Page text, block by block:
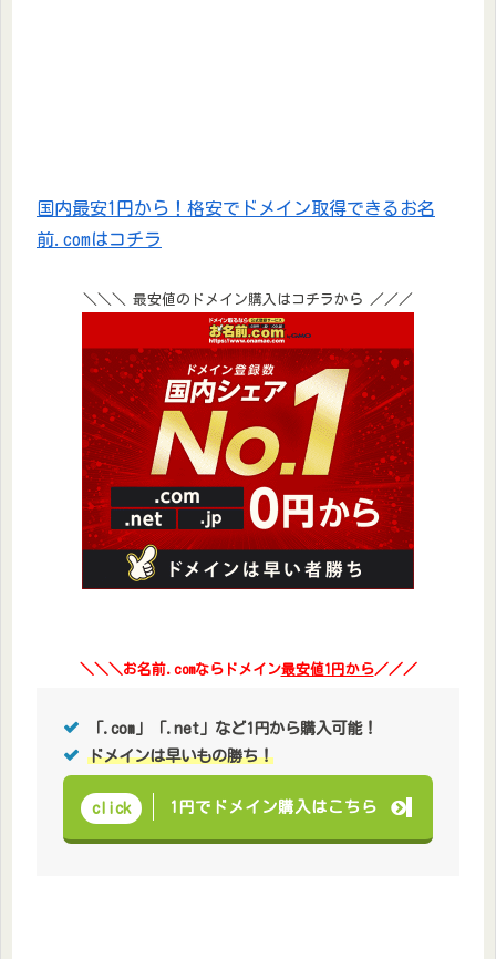
国内最安1円から！格安でドメイン取得できるお名
前.comはコチラ
＼＼＼ 最安値のドメイン購入はコチラから ／／／
＼＼＼お名前.comならドメイン最安値1円から／／／
「.com」「.net」など1円から購入可能！
ドメインは早いもの勝ち！
click 1円でドメイン購入はこちら